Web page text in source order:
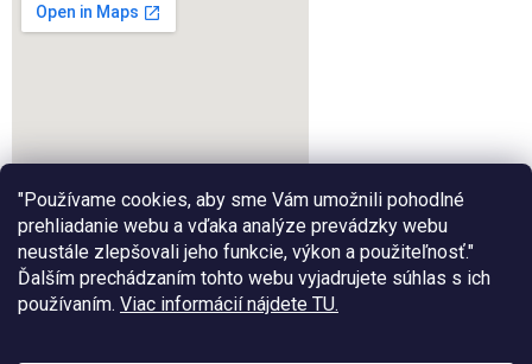
"Používame cookies, aby sme Vám umožnili pohodlné
prehliadanie webu a vďaka analýze prevádzky webu
neustále zlepšovali jeho funkcie, výkon a použiteľnosť."
Ďalším prechádzaním tohto webu vyjadrujete súhlas s ich
používaním. Viac informácií nájdete TU.
google-map-generator.com